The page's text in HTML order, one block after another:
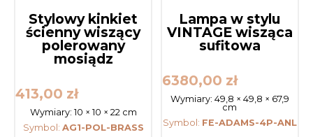
Stylowy kinkiet
ścienny wiszący
polerowany
mosiądz
413,00 zł
Wymiary: 10 × 10 × 22 cm
Symbol: AG1-POL-BRASS
Lampa w stylu
VINTAGE wisząca
sufitowa
6380,00 zł
Wymiary: 49,8 × 49,8 × 67,9
cm
Symbol: FE-ADAMS-4P-ANL